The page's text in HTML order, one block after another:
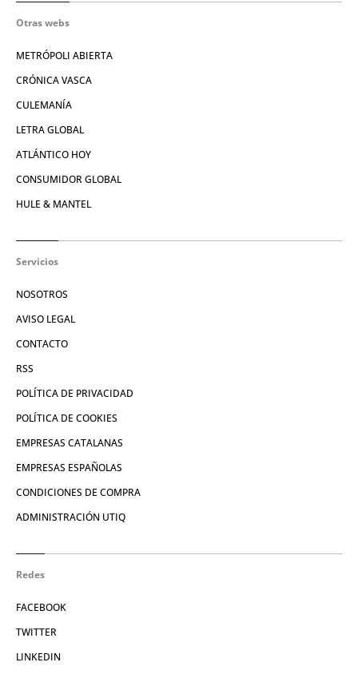
Otras webs
METRÓPOLI ABIERTA
CRÓNICA VASCA
CULEMANÍA
LETRA GLOBAL
ATLÁNTICO HOY
CONSUMIDOR GLOBAL
HULE & MANTEL
Servicios
NOSOTROS
AVISO LEGAL
CONTACTO
RSS
POLÍTICA DE PRIVACIDAD
POLÍTICA DE COOKIES
EMPRESAS CATALANAS
EMPRESAS ESPAÑOLAS
CONDICIONES DE COMPRA
ADMINISTRACIÓN UTIQ
Redes
FACEBOOK
TWITTER
LINKEDIN